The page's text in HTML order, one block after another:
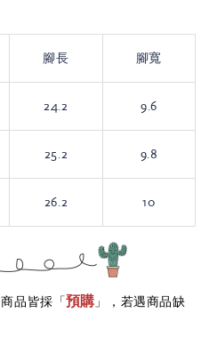
腳長 腳寬
24.2 9.6
25.2 9.8
26.2 10
商品皆採「預購 」，若遇商品缺